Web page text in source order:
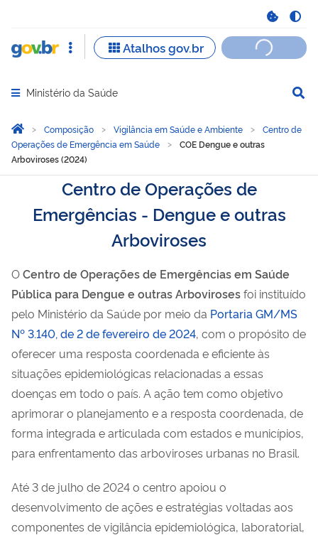
Abrir menu principal de navegação
Ministério da Saúde
Você está aqui:
Página Inicial
Composição Vigilância em Saúde e Ambiente
Centro de
Operações de Emergência em Saúde
COE Dengue e outras
Arboviroses (2024)
Centro de Operações de
Emergências - Dengue e outras
Arboviroses
OCentro de Operações de Emergências em Saúde
Pública para Dengue e outras Arbovirosesfoi instituído
pelo Ministério da Saúde por meio da Portaria GM/MS
Nº 3.140, de 2 de fevereiro de 2024, com o propósito de
oferecer uma resposta coordenada e eficiente às
situações epidemiológicas relacionadas a essas
doenças em todo o país. A ação tem como objetivo
aprimorar o planejamento e a resposta coordenada, de
forma integrada e articulada com estados e municípios,
para enfrentamento das arboviroses urbanas no Brasil.
Até 3 de julho de 2024 o centro apoiou o
desenvolvimento de ações e estratégias voltadas aos
componentes de vigilância epidemiológica, laboratorial,